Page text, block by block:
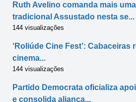
Ruth Avelino comanda mais
tradicional Assustado nesta se...
144 visualizações
‘Roliúde Cine Fest’: Cabaceiras
cinema...
144 visualizações
Partido Democrata oficializa
e consolida aliança...